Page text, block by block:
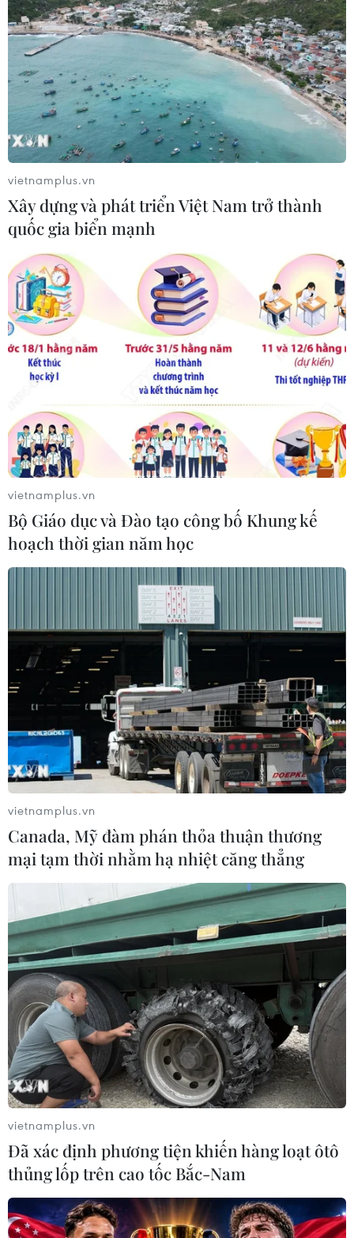
Nga tuyên bố việc sơ tán ở Aleppo sẽ hoàn
thành trong 2 ngày
20/12/2016 14:50
Ngoại trưởng Nga Sergei Lavrov cho biết quá trình sơ
tán tại thành phố Aleppo của Syria sẽ được hoàn tất
trong vòng tối đa 2 ngày.
vietnamplus.vn
Xây dựng và phát triển Việt Nam trở thành
quốc gia biển mạnh
vietnamplus.vn
Bộ Giáo dục và Đào tạo công bố Khung kế
hoạch thời gian năm học
vietnamplus.vn
Canada, Mỹ đàm phán thỏa thuận thương
mại tạm thời nhằm hạ nhiệt căng thẳng
vietnamplus.vn
Đã xác định phương tiện khiến hàng loạt ôtô
thủng lốp trên cao tốc Bắc-Nam